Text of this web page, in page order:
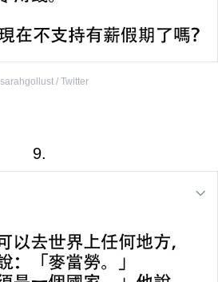
sarahgollust / Twitter
9.